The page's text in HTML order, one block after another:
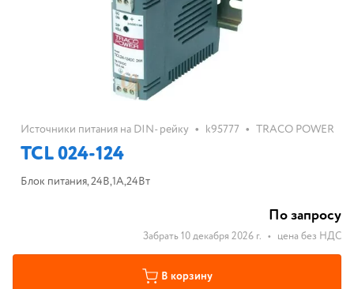
Источники питания на DIN- рейку • k95777 • TRACO POWER
TCL 024-124
Блок питания, 24В,1А,24Вт
По запросу
Забрать 10 декабря 2026 г. • цена без НДС
В корзину